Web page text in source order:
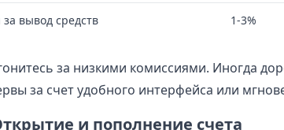
вывод средств 1-3%
за низкими комиссиями. Иногда
за счет удобного интерфейса или
и пополнение счета